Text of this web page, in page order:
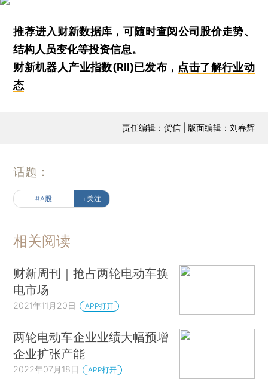
推荐进入财新数据库 ，可随时查阅公司股价走势、
结构人员变化等投资信息。
财新机器人产业指数(RII)已发布， 点击了解行业动
态
责任编辑：贺信 | 版面编辑：刘春辉
话题：
#A股 +关注
相关阅读
财新周刊｜抢占两轮电动车换
电市场
2021年11月20日 APP打开
两轮电动车企业业绩大幅预增
企业扩张产能
2022年07月18日 APP打开